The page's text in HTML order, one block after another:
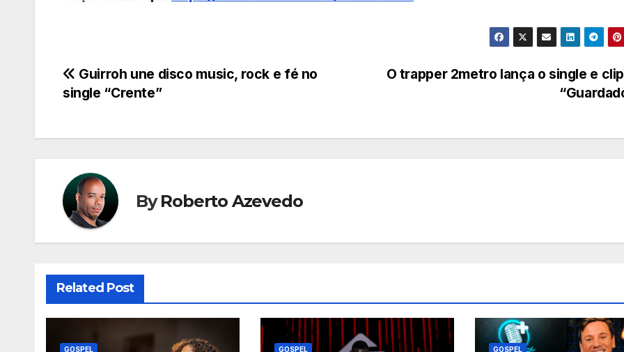
Navegação
de
Post
O trapper 2metro lança o single e
Guirroh une disco music, rock e fé no
single “Crente”
ByRoberto Azevedo
Related Post
GOSPEL GOSPEL GOSPEL